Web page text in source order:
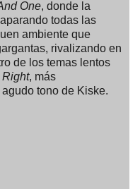
One, donde la
todas las
ambiente que
rivalizando en
de los temas lentos
Right, más
tono de Kiske.